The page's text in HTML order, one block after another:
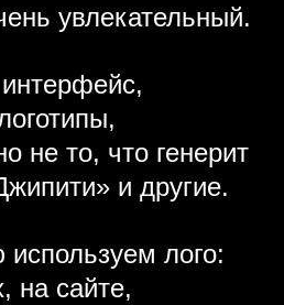
увлекательный.
не то, что генерит
и другие.
лого:
на сайте,